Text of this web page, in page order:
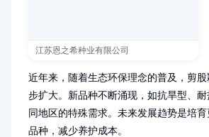
江苏恩之希种业有限公司
近年来，随着生态环保理念的普及，剪
步扩大。新品种不断涌现，如抗旱型、
同地区的特殊需求。未来发展趋势是培
品种，减少养护成本。